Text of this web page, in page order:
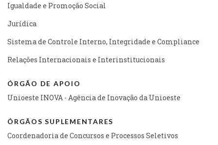
Igualdade e Promoção Social
Jurídica
Sistema de Controle Interno, Integridade e Compliance
Relações Internacionais e Interinstitucionais
ÓRGÃO DE APOIO
Unioeste INOVA - Agência de Inovação da Unioeste
ÓRGÃOS SUPLEMENTARES
Coordenadoria de Concursos e Processos Seletivos